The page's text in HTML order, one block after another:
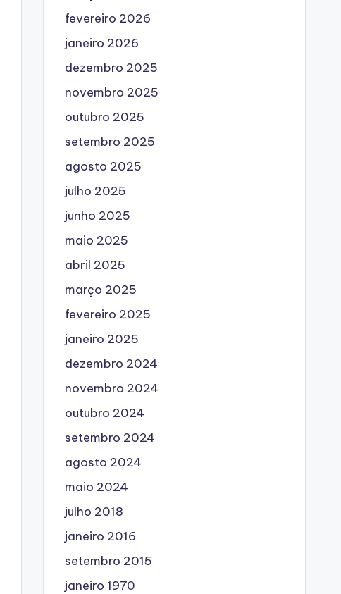
fevereiro 2026
janeiro 2026
dezembro 2025
novembro 2025
outubro 2025
setembro 2025
agosto 2025
julho 2025
junho 2025
maio 2025
abril 2025
março 2025
fevereiro 2025
janeiro 2025
dezembro 2024
novembro 2024
outubro 2024
setembro 2024
agosto 2024
maio 2024
julho 2018
janeiro 2016
setembro 2015
janeiro 1970